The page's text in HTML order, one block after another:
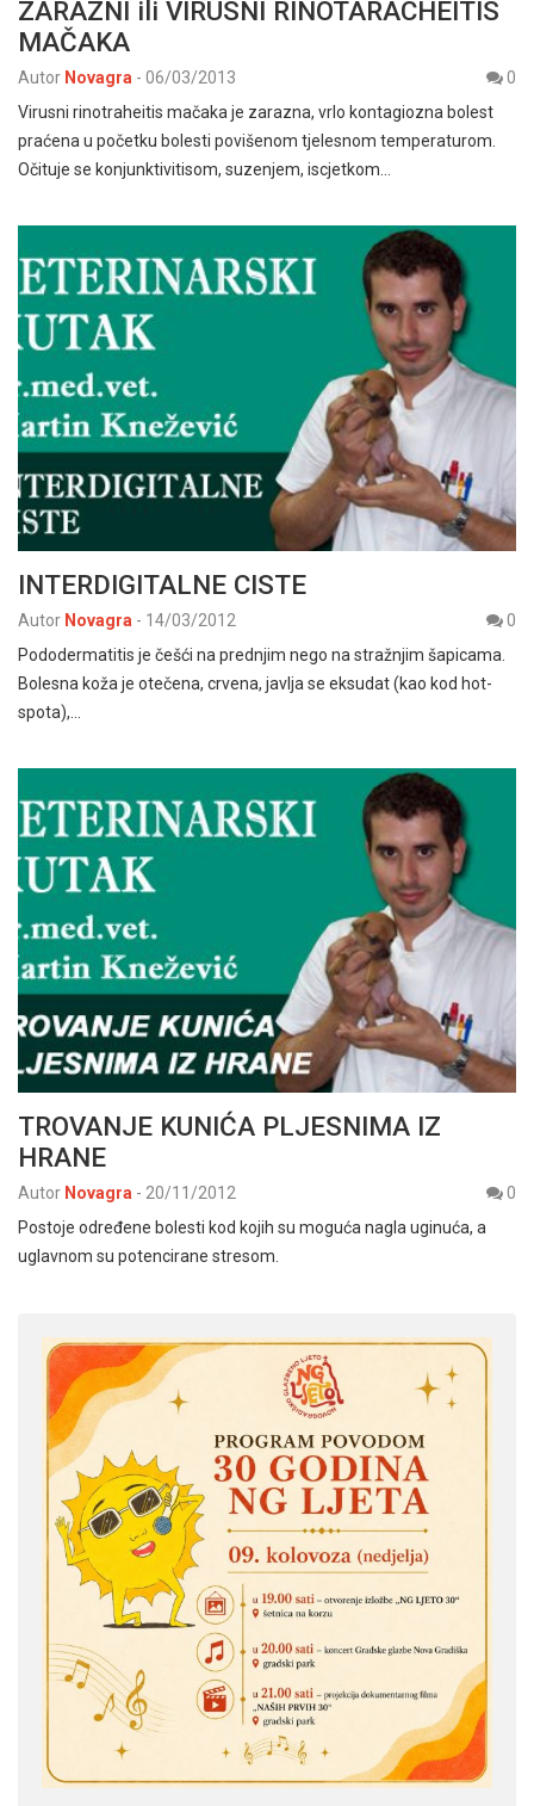
ZARAZNI ili VIRUSNI RINOTARACHEITIS
MAČAKA
Autor Novagra - 06/03/2013
0
Virusni rinotraheitis mačaka je zarazna, vrlo kontagiozna bolest
praćena u početku bolesti povišenom tjelesnom temperaturom.
Očituje se konjunktivitisom, suzenjem, iscjetkom…
INTERDIGITALNE CISTE
Autor Novagra - 14/03/2012
0
Pododermatitis je češći na prednjim nego na stražnjim šapicama.
Bolesna koža je otečena, crvena, javlja se eksudat (kao kod hot-
spota),…
TROVANJE KUNIĆA PLJESNIMA IZ
HRANE
Autor Novagra - 20/11/2012
0
Postoje određene bolesti kod kojih su moguća nagla uginuća, a
uglavnom su potencirane stresom.